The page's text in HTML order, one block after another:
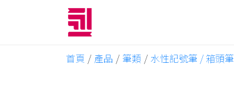
首頁 / 產品 / 筆類 / 水性記號筆 / 箱頭筆